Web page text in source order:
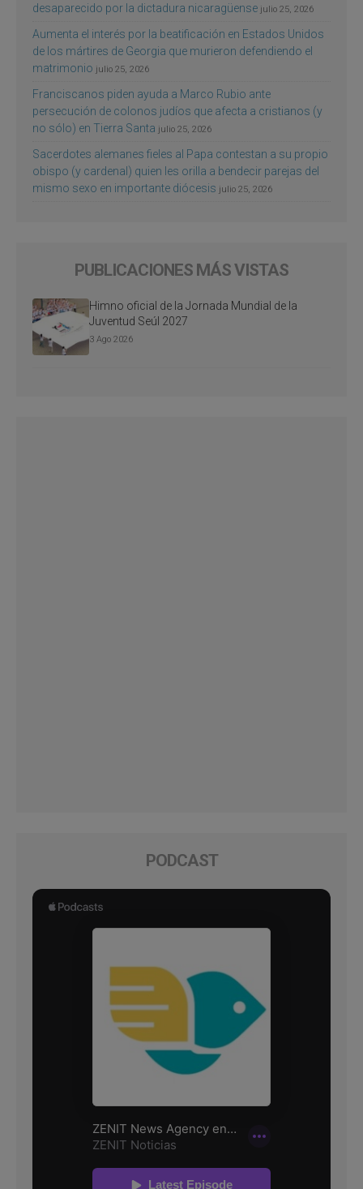
desaparecido por la dictadura nicaragüense julio 25, 2026
Aumenta el interés por la beatificación en Estados Unidos
de los mártires de Georgia que murieron defendiendo el
matrimonio julio 25, 2026
Franciscanos piden ayuda a Marco Rubio ante
persecución de colonos judíos que afecta a cristianos (y
no sólo) en Tierra Santa julio 25, 2026
Sacerdotes alemanes fieles al Papa contestan a su propio
obispo (y cardenal) quien les orilla a bendecir parejas del
mismo sexo en importante diócesis julio 25, 2026
PUBLICACIONES MÁS VISTAS
Himno oficial de la Jornada Mundial de la
Juventud Seúl 2027
3 Ago 2026
PODCAST